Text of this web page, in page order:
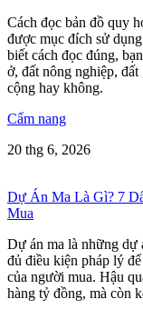
Cách đọc bản đồ quy
được mục đích sử
biết cách đọc đúng,
ở, đất nông nghiệp,
cộng hay không.
Cẩm nang
20 thg 6, 2026
Dự Án Ma Là Gì? 7
Mua
Dự án ma là những dự
đủ điều kiện pháp lý
của người mua. Hậu
hàng tỷ đồng, mà còn